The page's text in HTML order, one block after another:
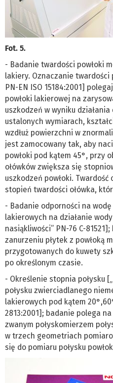
Fot. 5.
- Badanie twardości powłoki
lakiery. Oznaczanie twardości
PN-EN ISO 15184:2001]
powłoki lakierowej na
uszkodzeń w wyniku
ustalonych wymiarach,
wzdłuż powierzchni w
jest zamocowany tak, aby
powłoki pod kątem 45°, przy
ołówków zwiększa się
uszkodzeń powłoki.
stopień twardości ołówka,
- Badanie odporności na
lakierowych na działanie
nasiąkliwości” PN-76 C-
zanurzeniu płytek z powłoką
przygotowanych do kuwety
po określonym czasie.
- Określenie stopnia połysku
połysku zwierciadlanego
lakierowych pod kątem
2813:2001]; badanie polega
zwanym połyskomierzem
w trzech geometriach
się do pomiaru połysku